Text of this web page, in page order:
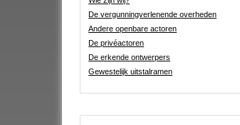
De vergunningverlenende overheden
Andere openbare actoren
De privéactoren
De erkende ontwerpers
Gewestelijk uitstalramen